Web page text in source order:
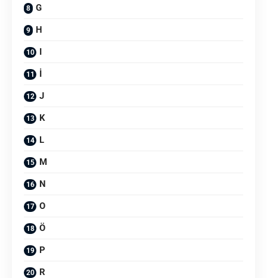
G
H
I
İ
J
K
L
M
N
O
Ö
P
R